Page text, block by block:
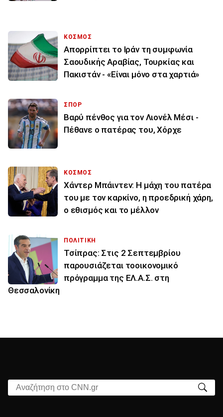
ΚΟΣΜΟΣ
Απορρίπτει το Ιράν τη συμφωνία
Σαουδικής Αραβίας, Τουρκίας και
Πακιστάν - «Είναι μόνο στα χαρτιά»
ΣΠΟΡ
Βαρύ πένθος για τον Λιονέλ Μέσι -
Πέθανε ο πατέρας του, Χόρχε
ΚΟΣΜΟΣ
Χάντερ Μπάιντεν: Η μάχη του πατέρα
του με τον καρκίνο, η προεδρική χάρη,
ο εθισμός και το μέλλον
ΠΟΛΙΤΙΚΗ
Τσίπρας: Στις 2 Σεπτεμβρίου
παρουσιάζεται τοοικονομικό
πρόγραμμα της ΕΛ.Α.Σ. στη
Θεσσαλονίκη
Αναζήτηση στο CNN.gr